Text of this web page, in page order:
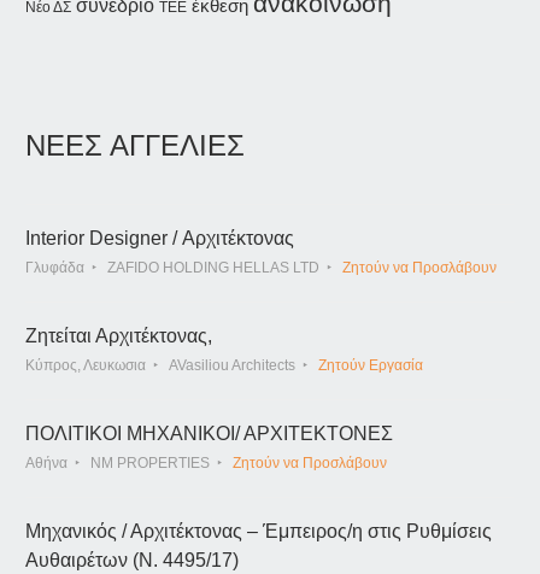
Νέο ΔΣ συνέδριο ΤΕΕ έκθεση
ΝΕΕΣ ΑΓΓΕΛΙΕΣ
Interior Designer / Αρχιτέκτονας
Γλυφάδα ZAFIDO HOLDING HELLAS LTD Ζητούν να Προσλάβουν
Ζητείται Αρχιτέκτονας,
Κύπρος, Λευκωσια AVasiliou Architects Ζητούν Εργασία
ΠΟΛΙΤΙΚΟΙ ΜΗΧΑΝΙΚΟΙ/ ΑΡΧΙΤΕΚΤΟΝΕΣ
Αθήνα NM PROPERTIES Ζητούν να Προσλάβουν
Μηχανικός / Αρχιτέκτονας – Έμπειρος/η στις Ρυθμίσεις
Αυθαιρέτων (Ν. 4495/17)